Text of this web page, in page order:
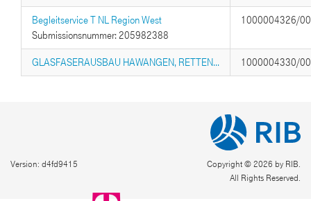
Begleitservice T NL Region West
Submissionsnummer: 205982388
1000004326/
GLASFASERAUSBAU HAWANGEN, RETTEN... 1000004330/
Version: d4fd9415
Copyright © 2026 by RIB.
All Rights Reserved.